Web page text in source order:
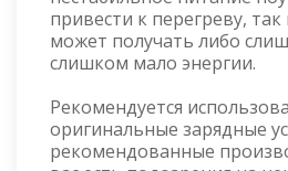
привести к перегреву, так
может получать либо
слишком мало энергии.
Рекомендуется
оригинальные зарядные
рекомендованные